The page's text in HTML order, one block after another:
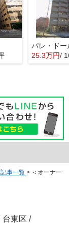
25.3万円/
事一覧 > ＜オーナー
台東区 /